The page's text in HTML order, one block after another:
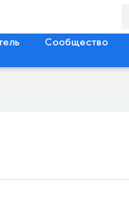
Сообщество